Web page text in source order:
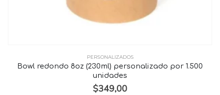
PERSONALIZADOS
Bowl redondo 8oz (230ml) personalizado por 1.500
unidades
$349,00